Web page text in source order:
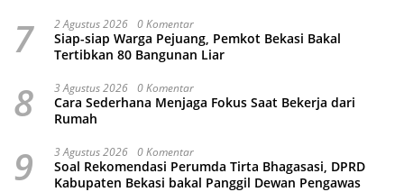
7 2 Agustus 2026 0 Komentar
Siap-siap Warga Pejuang, Pemkot Bekasi Bakal
Tertibkan 80 Bangunan Liar
8 3 Agustus 2026 0 Komentar
Cara Sederhana Menjaga Fokus Saat Bekerja dari
Rumah
9 3 Agustus 2026 0 Komentar
Soal Rekomendasi Perumda Tirta Bhagasasi, DPRD
Kabupaten Bekasi bakal Panggil Dewan Pengawas